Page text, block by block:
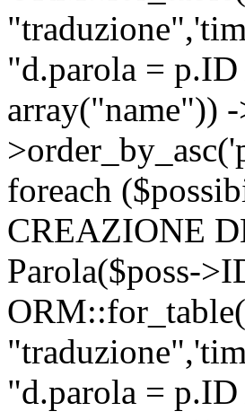
"d.parola =
array("name"))
foreach
CREAZIONE
Parola($poss-
"d.parola =